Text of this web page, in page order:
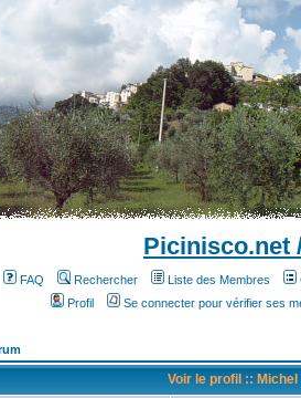
Picinisco.net
FAQ Rechercher Liste des Membres
Profil
Se connecter pour vérifier ses
Voir le profil :: Michel